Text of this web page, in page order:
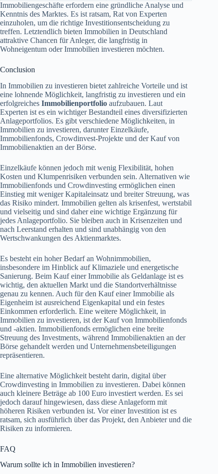
Immobiliengeschäfte erfordern eine gründliche Analyse und
Kenntnis des Marktes. Es ist ratsam, Rat von Experten
einzuholen, um die richtige Investitionsentscheidung zu
treffen. Letztendlich bieten Immobilien in Deutschland
attraktive Chancen für Anleger, die langfristig in
Wohneigentum oder Immobilien investieren möchten.
Conclusion
In Immobilien zu investieren bietet zahlreiche Vorteile und ist
eine lohnende Möglichkeit, langfristig zu investieren und ein
erfolgreiches Immobilienportfolio aufzubauen. Laut
Experten ist es ein wichtiger Bestandteil eines diversifizierten
Anlageportfolios. Es gibt verschiedene Möglichkeiten, in
Immobilien zu investieren, darunter Einzelkäufe,
Immobilienfonds, Crowdinvest-Projekte und der Kauf von
Immobilienaktien an der Börse.
Einzelkäufe können jedoch mit wenig Flexibilität, hohen
Kosten und Klumpenrisiken verbunden sein. Alternativen wie
Immobilienfonds und Crowdinvesting ermöglichen einen
Einstieg mit weniger Kapitaleinsatz und breiter Streuung, was
das Risiko mindert. Immobilien gelten als krisenfest, wertstabil
und vielseitig und sind daher eine wichtige Ergänzung für
jedes Anlageportfolio. Sie bleiben auch in Krisenzeiten und
nach Leerstand erhalten und sind unabhängig von den
Wertschwankungen des Aktienmarktes.
Es besteht ein hoher Bedarf an Wohnimmobilien,
insbesondere im Hinblick auf Klimaziele und energetische
Sanierung. Beim Kauf einer Immobilie als Geldanlage ist es
wichtig, den aktuellen Markt und die Standortverhältnisse
genau zu kennen. Auch für den Kauf einer Immobilie als
Eigenheim ist ausreichend Eigenkapital und ein festes
Einkommen erforderlich. Eine weitere Möglichkeit, in
Immobilien zu investieren, ist der Kauf von Immobilienfonds
und -aktien. Immobilienfonds ermöglichen eine breite
Streuung des Investments, während Immobilienaktien an der
Börse gehandelt werden und Unternehmensbeteiligungen
repräsentieren.
Eine alternative Möglichkeit besteht darin, digital über
Crowdinvesting in Immobilien zu investieren. Dabei können
auch kleinere Beträge ab 100 Euro investiert werden. Es sei
jedoch darauf hingewiesen, dass diese Anlageform mit
höheren Risiken verbunden ist. Vor einer Investition ist es
ratsam, sich ausführlich über das Projekt, den Anbieter und die
Risiken zu informieren.
FAQ
Warum sollte ich in Immobilien investieren?